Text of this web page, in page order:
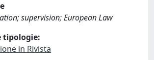
supervision; European Law
tipologie:
in Rivista